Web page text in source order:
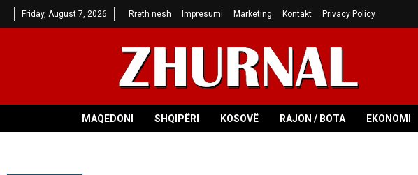
Friday, August 7, 2026 Rreth nesh Impresumi Marketing Kontakt Privacy Policy
MAQEDONI SHQIPËRI KOSOVË RAJON / BOTA EKONOMI